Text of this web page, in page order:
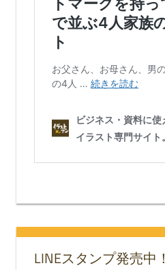
LINEスタンプ発売中！